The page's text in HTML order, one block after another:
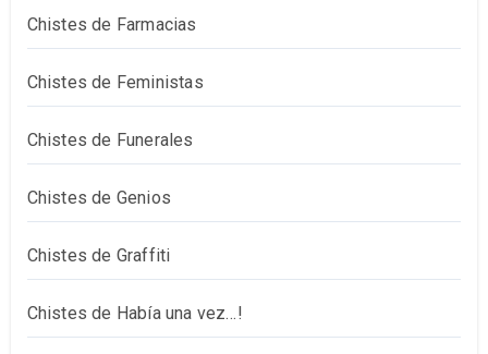
Chistes de Farmacias
Chistes de Feministas
Chistes de Funerales
Chistes de Genios
Chistes de Graffiti
Chistes de Había una vez…!